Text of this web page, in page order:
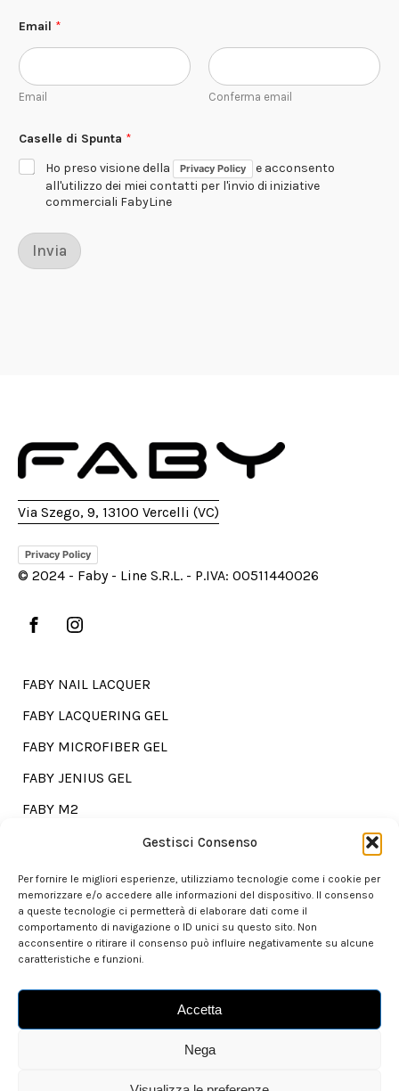
Gestisci Consenso
Per fornire le migliori esperienze, utilizziamo tecnologie come i cookie per
memorizzare e/o accedere alle informazioni del dispositivo. Il consenso
a queste tecnologie ci permetterà di elaborare dati come il
comportamento di navigazione o ID unici su questo sito. Non
acconsentire o ritirare il consenso può influire negativamente su alcune
caratteristiche e funzioni.
Accetta
Nega
Email *
Email Conferma email
Caselle di Spunta *
Ho preso visione della
Privacy Policy
e acconsento
all'utilizzo dei miei contatti per l'invio di iniziative
commerciali FabyLine
Invia
Via Szego, 9, 13100 Vercelli (VC)
Privacy Policy
© 2024 - Faby - Line S.R.L. - P.IVA: 00511440026
FABY NAIL LACQUER
FABY LACQUERING GEL
FABY MICROFIBER GEL
FABY JENIUS GEL
FABY M2
Go shopping?
Our store is here for you.